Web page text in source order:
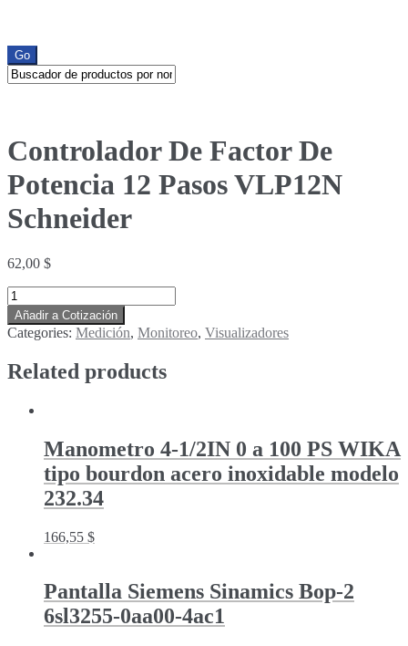
Ir
a
la
Ir
al
contenido
Controlador De Factor De
Potencia 12 Pasos VLP12N
Schneider
62,00 $
Controlador
De
Factor
De
12
VLP12N
quantity
Añadir a Cotización
Categories: Medición, Monitoreo, Visualizadores
Related products
Manometro 4-1/2IN 0 a 100 PS WIKA
tipo bourdon acero inoxidable modelo
232.34
166,55 $
Pantalla Siemens Sinamics Bop-2
6sl3255-0aa00-4ac1